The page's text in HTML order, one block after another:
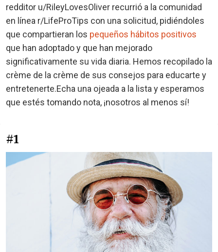
redditor u/RileyLovesOliver recurrió a la comunidad
en línea r/LifeProTips con una solicitud, pidiéndoles
que compartieran los pequeños hábitos positivos
que han adoptado y que han mejorado
significativamente su vida diaria. Hemos recopilado la
crème de la crème de sus consejos para educarte y
entretenerte.Echa una ojeada a la lista y esperamos
que estés tomando nota, ¡nosotros al menos sí!
#1